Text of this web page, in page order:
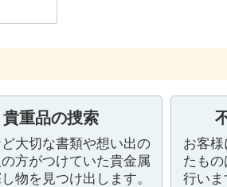
貴重品の捜索
大切な書類や想い出の
方がつけていた貴金属
物を見つけ出します。
お客
たも
行いま